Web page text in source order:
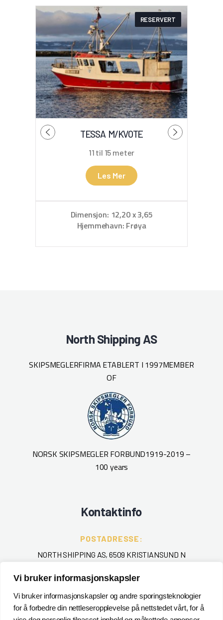
Vi bruker informasjonskapsler
Vi bruker informasjonskapsler og andre sporingsteknologier
for å forbedre din nettleseropplevelse på nettstedet vårt, for å
RESERVERT
TESSA M/KVOTE
11 til 15 meter
Les Mer
Dimensjon: 12,20 x 3,65
Hjemmehavn: Frøya
North Shipping AS
SKIPSMEGLERFIRMA ETABLERT I 1997MEMBER
OF
NORSK SKIPSMEGLER FORBUND1919-2019 –
100 years
Kontaktinfo
POSTADRESSE:
NORTH SHIPPING AS, 6509 KRISTIANSUND N
TELEFON:
+ 47 715 40 000
EPOST :